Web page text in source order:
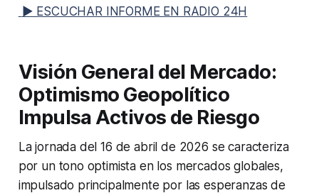
▶ ESCUCHAR INFORME EN RADIO 24H
Visión General del Mercado:
Optimismo Geopolítico
Impulsa Activos de Riesgo
La jornada del 16 de abril de 2026 se caracteriza
por un tono optimista en los mercados globales,
impulsado principalmente por las esperanzas de